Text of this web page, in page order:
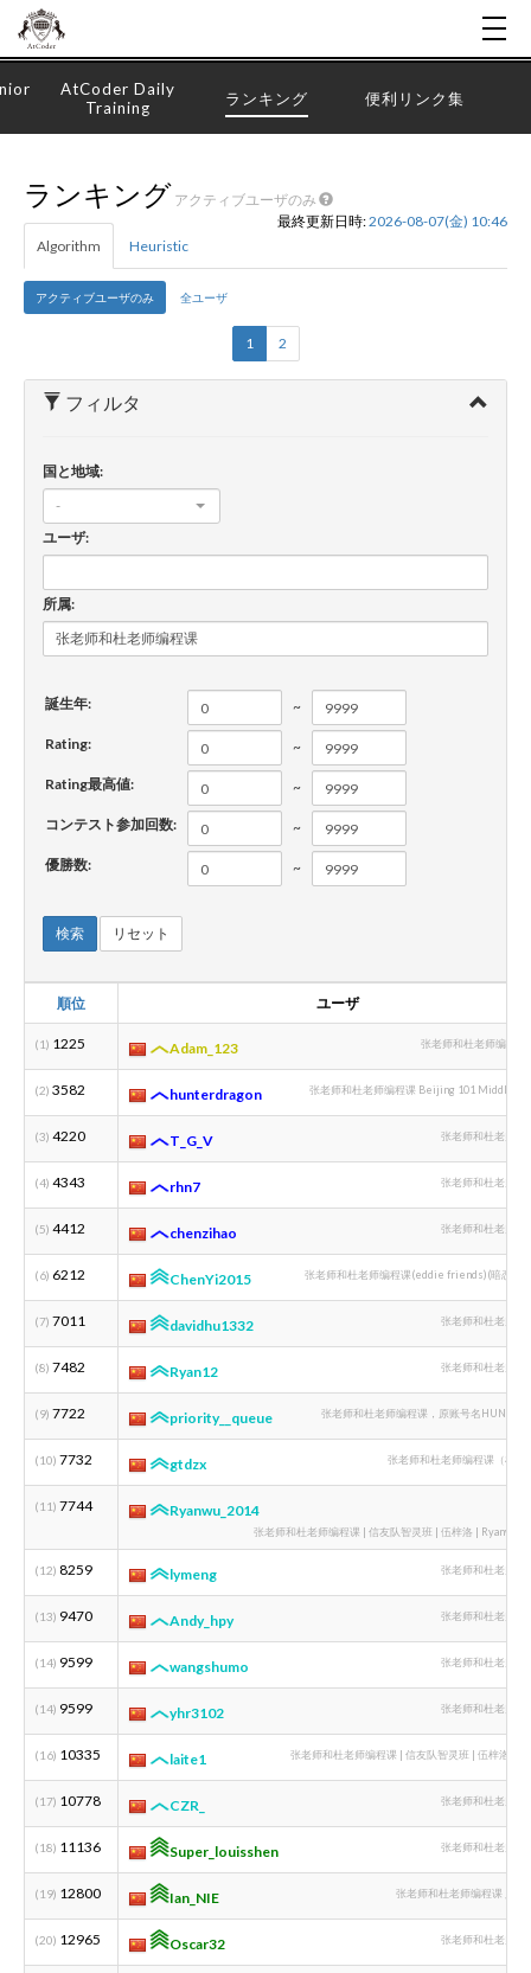
JP EN
新規登録 ログイン
AtCoder Daily
Training
ランキング 便利リンク集
ランキング アクティブユーザのみ
最終更新日時:2026-08-07(金) 10:46
Algorithm
Heuristic
アクティブユーザのみ 全ユーザ
1 2
フィルタ
国と地域:
-
ユーザ:
所属:
誕生年: ~
Rating: ~
Rating最高値: ~
コンテスト参加回数: ~
優勝数: ~
検索 リセット
順位 ユーザ
(1) 1225 Adam_123 张老师和杜老师编程课
(2) 3582 hunterdragon 张老师和杜老师编程课 Beijing 101 Middle
(3) 4220 T_G_V 张老师和杜老师编
(4) 4343 rhn7 张老师和杜老师编
(5) 4412 chenzihao 张老师和杜老师编
(6) 6212 ChenYi2015 张老师和杜老师编程课(eddie friends)(暗恋黄
(7) 7011 davidhu1332 张老师和杜老师编
(8) 7482 Ryan12 张老师和杜老师编
(9) 7722 priority__queue 张老师和杜老师编程课，原账号名
(10) 7732 gtdzx 张老师和杜老师编程课（杜老
(11) 7744 Ryanwu_2014
张老师和杜老师编程课 | 信友队智灵班 | 伍梓洛 |
(12) 8259 lymeng 张老师和杜老师编
(13) 9470 Andy_hpy 张老师和杜老师编
(14) 9599 wangshumo 张老师和杜老师编
(14) 9599 yhr3102 张老师和杜老师编
(16) 10335 laite1 张老师和杜老师编程课 | 信友队智灵班 | 伍梓洛 |
(17) 10778 CZR_ 张老师和杜老师编
(18) 11136 Super_louisshen 张老师和杜老师编
(19) 12800 Ian_NIE 张老师和杜老师编程课 人大
(20) 12965 Oscar32 张老师和杜老师编